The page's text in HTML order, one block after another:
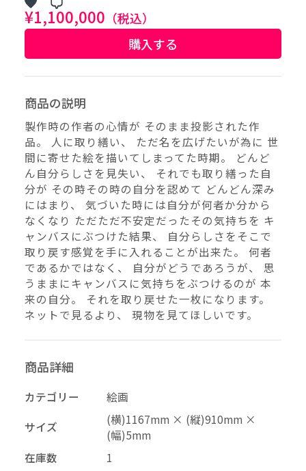
価格（指定）
サイズ（mm）
–
–
配送料の負担
削除する キャンセル
再審査する キャンセル
¥1,100,000 （税込）
購入する
商品の説明
製作時の作者の心情が そのまま投影された作
品。 人に取り繕い、 ただ名を広げたいが為に 世
間に寄せた絵を描いてしまってた時期。 どんど
ん自分らしさを見失い、 それでも取り繕った自
分が その時その時の自分を認めて どんどん深み
にはまり、 気づいた時には自分が何者か分から
なくなり ただただ不安定だったその気持ちを キ
ャンバスにぶつけた結果、 自分らしさをそこで
取り戻す感覚を手に入れることが出来た。 何者
であるかではなく、 自分がどうであろうが、 思
うままにキャンバスに気持ちをぶつけるのが 本
来の自分。 それを取り戻せた一枚になります。
ネットで見るより、 現物を見てほしいです。
商品詳細
カテゴリー
絵画
サイズ
(横)1167mm × (縦)910mm ×
(幅)5mm
在庫数
1
承認する キャンセル